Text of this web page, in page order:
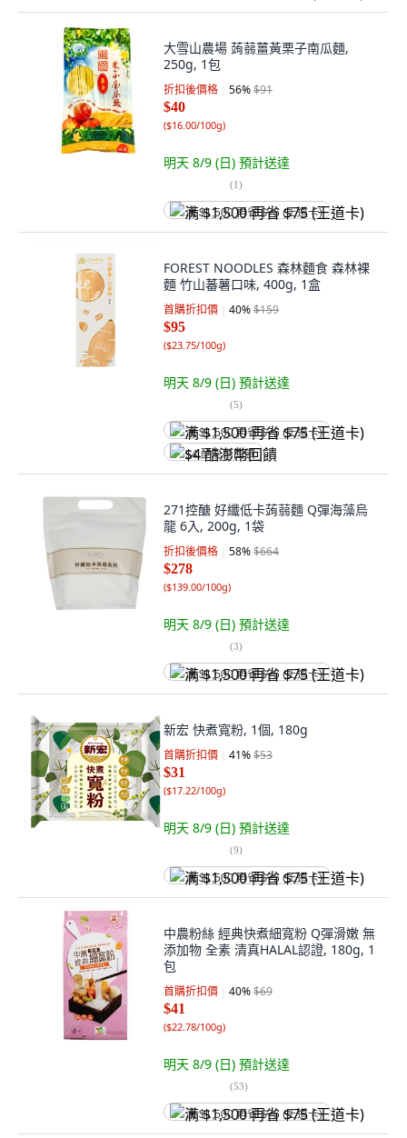
大雪山農場 蒟蒻薑黃栗子南瓜麵,
250g, 1包
折扣後價格 56%$91
$40
($16.00/100g)
明天 8/9 (日) 預計送達
(1)
满 $1,500 再省 $75 (王道卡)
FOREST NOODLES 森林麵食 森林裸
麵 竹山蕃薯口味, 400g, 1盒
首購折扣價 40%$159
$95
($23.75/100g)
明天 8/9 (日) 預計送達
(5)
满 $1,500 再省 $75 (王道卡)
$4 酷澎幣回饋
271控醣 好纖低卡蒟蒻麵 Q彈海藻烏
龍 6入, 200g, 1袋
折扣後價格 58%$664
$278
($139.00/100g)
明天 8/9 (日) 預計送達
(3)
满 $1,500 再省 $75 (王道卡)
新宏 快煮寬粉, 1個, 180g
首購折扣價 41%$53
$31
($17.22/100g)
明天 8/9 (日) 預計送達
(9)
满 $1,500 再省 $75 (王道卡)
中農粉絲 經典快煮細寬粉 Q彈滑嫩 無
添加物 全素 清真HALAL認證, 180g, 1
包
首購折扣價 40%$69
$41
($22.78/100g)
明天 8/9 (日) 預計送達
(53)
满 $1,500 再省 $75 (王道卡)